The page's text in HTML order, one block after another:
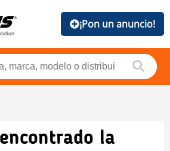
¡Pon un anuncio!
la